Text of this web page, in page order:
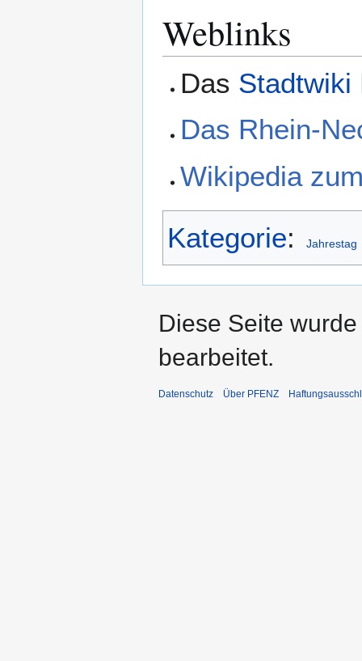
Weblinks
Das Stadtwiki
Das Rhein-
Wikipedia
Kategorie: Jahrestag
Diese Seite
bearbeitet.
Datenschutz Über PFENZ